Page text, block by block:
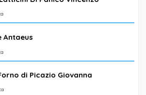
Antaeus
di Picazio Giovanna